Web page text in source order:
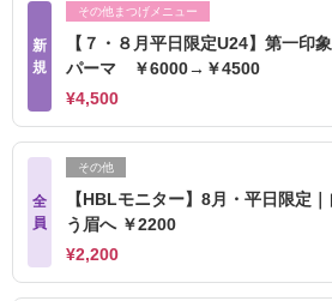
新
規
その他まつげメニュー
【７・８月平日限定U24】第一印
パーマ ￥6000→￥4500
¥4,500
全
員
その他
【HBLモニター】8月・平日限定
う眉へ ￥2200
¥2,200